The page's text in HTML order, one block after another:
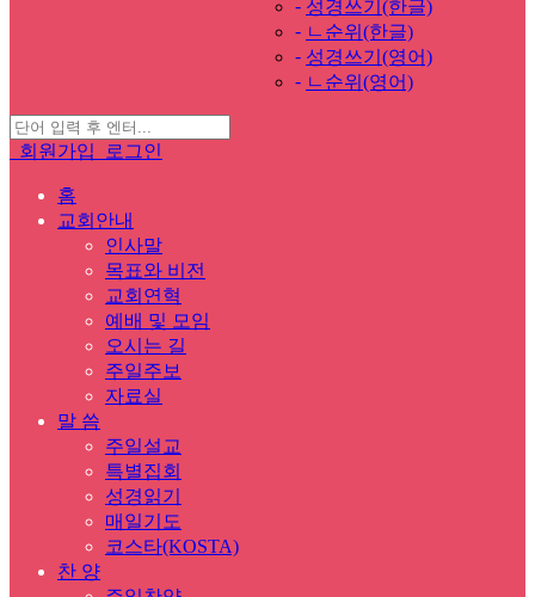
- 성경쓰기(한글)
- ㄴ순위(한글)
- 성경쓰기(영어)
- ㄴ순위(영어)
회원가입 로그인
홈
교회안내
인사말
목표와 비전
교회연혁
예배 및 모임
오시는 길
주일주보
자료실
말 씀
주일설교
특별집회
성경읽기
매일기도
코스타(KOSTA)
찬 양